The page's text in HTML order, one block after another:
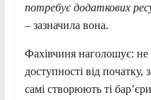
потребує додаткових
– зазначила вона.
Фахівчиня наголошує:
доступності від
самі створюють ті